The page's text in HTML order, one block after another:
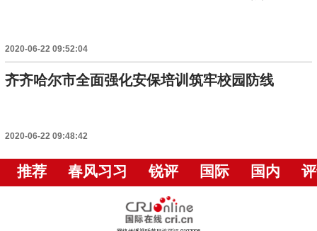
2020-06-22 09:52:04
齐齐哈尔市全面强化安保培训筑牢校园防线
2020-06-22 09:48:42
推荐 春风习习 锐评 国际 国内